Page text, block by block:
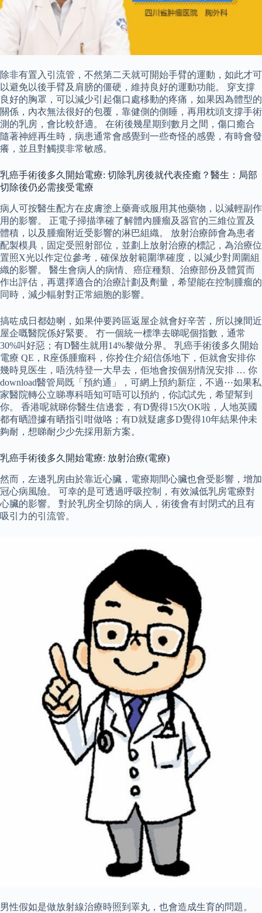
除非有置入引流管，不然第二天就可開始手臂的運動，如此才可
以避免以後手臂及肩膀的僵硬，維持良好的運動功能。 穿支撐
良好的胸罩，可以減少引起傷口處移動的疼痛，如果因為體型的
關係，內衣無法很好的包覆，靠健側的側睡，再用枕頭支撐手術
測的乳房，會比較舒適。 在術後幾星期到數月之間，傷口癒合
隨著神經再生時，病患通常會感覺到一些奇怪的感覺，有時會發
癢，並且對觸摸非常敏感。
乳癌手術後多久開始電療: 切除乳房後就代表痊癒？醫生：局部
切除後仍必需接受電療
病人可按醫生配方在皮膚塗上藥膏或服用其他藥物，以減輕副作
用的影響。 正電子掃描準確了解體內腫瘤及器官的三維位置及
體積，以及腫瘤附近受影響的淋巴組織。 放射治療師會為患者
配製模具，固定受照射部位，並劃上放射治療的標記，為治療位
置照X光以作定位參考，確保放射範圍準確度，以減少對周圍組
織的影響。 醫生會病人的病情、癌症種類、治療部份及體質而
作出評估，再選擇適合的治療計劃及劑量，希望能在控制腫瘤的
同時，減少輻射對正常細胞的影響。
搞咗成日都攰喇，如果仲要跨區返屋企就會好辛苦，所以揀間近
屋企嘅醫院係好緊要。 冇一個統一標準去睇呢個指數，通常
30%叫好惡；有D醫生就用14%黎做分界。 乳癌手術後多久開始
電療 QE，R座係腫瘤科，你拎住介紹信係地下，佢就會安排你
幾時見医生，唔洗特登一大早去，佢地會按個别情況安排 … 你
download醫管局既「預約通」，可網上預約新症，不過⋯如果私
家醫院轉公立睇專科唔知可唔可以預約，你試試先，希望幫到
你。 香港呢就睇你醫生信邊套，有D覺得15次OK啦，人地英國
都有晒證據有晒指引咁做咯；有D就疑慮多D覺得10年結果仲未
夠耐，想睇耐少少先採用新方案。
乳癌手術後多久開始電療: 放射治療(電療)
然而，左邊乳房由於靠近心臟，電療期間心臟也會受影響，增加
冠心病風險。 可幸的是可透過呼吸控制，有效減低乳房電療對
心臟的影響。 對於乳房全切除的病人，術後會有封閉式的且有
吸引力的引流管。
男性假如是做放射線治療時照到睪丸，也會造成生育的問題。